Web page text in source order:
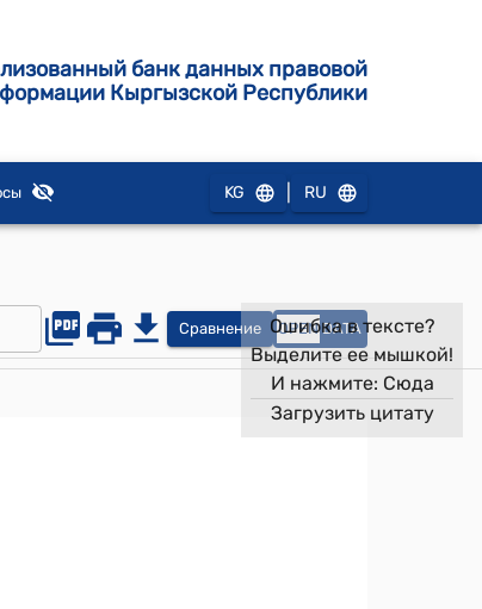
банк данных правовой
Кыргызской Республики
KG RU
Сравнение OPEN DATA
Ошибка в тексте?
Выделите ее мышкой!
И нажмите: Сюда
Загрузить цитату